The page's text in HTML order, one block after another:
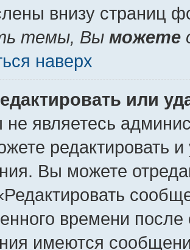
внизу страниц
темы, Вы можете
наверх
или
не являетесь
редактировать
Вы можете
времени
имеются